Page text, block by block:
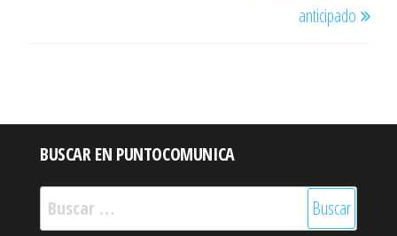
anticipado
BUSCAR EN PUNTOCOMUNICA
Buscar: